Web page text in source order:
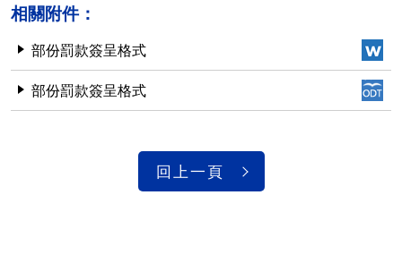
相關附件：
部份罰款簽呈格式
部份罰款簽呈格式
回上一頁